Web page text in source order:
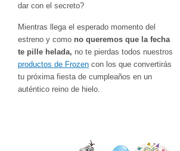
dar con el secreto?
Mientras llega el esperado momento del
estreno y como no queremos que la fecha
te pille helada, no te pierdas todos nuestros
productos de Frozen con los que convertirás
tu próxima fiesta de cumpleaños en un
auténtico reino de hielo.